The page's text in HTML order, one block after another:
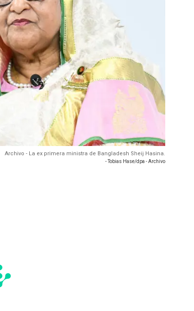
Archivo - La ex primera ministra de Bangladesh Sheij Hasina.
- Tobias Hase/dpa - Archivo